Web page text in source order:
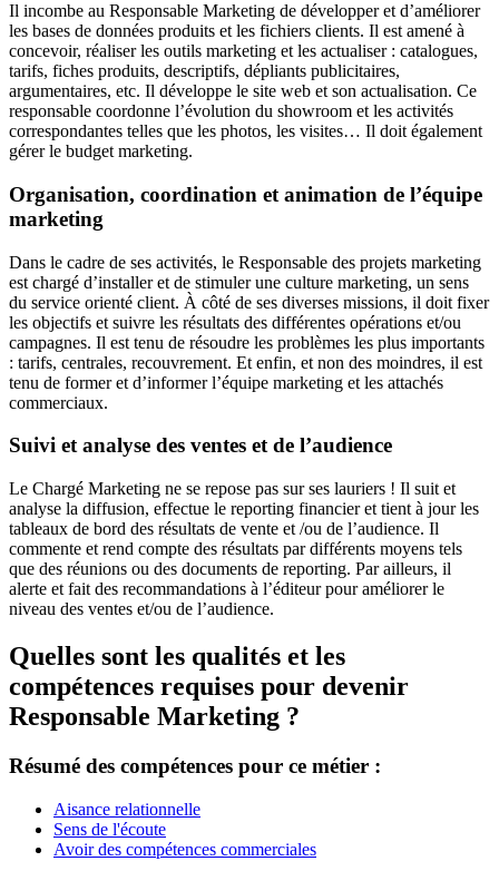
Il incombe au Responsable Marketing de développer et d’améliorer
les bases de données produits et les fichiers clients. Il est amené à
concevoir, réaliser les outils marketing et les actualiser : catalogues,
tarifs, fiches produits, descriptifs, dépliants publicitaires,
argumentaires, etc. Il développe le site web et son actualisation. Ce
responsable coordonne l’évolution du showroom et les activités
correspondantes telles que les photos, les visites… Il doit également
gérer le budget marketing.
Organisation, coordination et animation de l’équipe
marketing
Dans le cadre de ses activités, le Responsable des projets marketing
est chargé d’installer et de stimuler une culture marketing, un sens
du service orienté client. À côté de ses diverses missions, il doit fixer
les objectifs et suivre les résultats des différentes opérations et/ou
campagnes. Il est tenu de résoudre les problèmes les plus importants
: tarifs, centrales, recouvrement. Et enfin, et non des moindres, il est
tenu de former et d’informer l’équipe marketing et les attachés
commerciaux.
Suivi et analyse des ventes et de l’audience
Le Chargé Marketing ne se repose pas sur ses lauriers ! Il suit et
analyse la diffusion, effectue le reporting financier et tient à jour les
tableaux de bord des résultats de vente et /ou de l’audience. Il
commente et rend compte des résultats par différents moyens tels
que des réunions ou des documents de reporting. Par ailleurs, il
alerte et fait des recommandations à l’éditeur pour améliorer le
niveau des ventes et/ou de l’audience.
Quelles sont les qualités et les
compétences requises pour devenir
Responsable Marketing ?
Résumé des compétences pour ce métier :
Aisance relationnelle
Sens de l'écoute
Avoir des compétences commerciales